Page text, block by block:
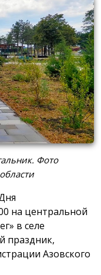
Фото
на центральной
в селе
праздник,
Азовского